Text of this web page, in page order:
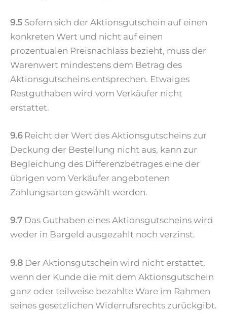
9.5 Sofern sich der Aktionsgutschein auf einen
konkreten Wert und nicht auf einen
prozentualen Preisnachlass bezieht, muss der
Warenwert mindestens dem Betrag des
Aktionsgutscheins entsprechen. Etwaiges
Restguthaben wird vom Verkäufer nicht
erstattet.
9.6Reicht der Wert des Aktionsgutscheins zur
Deckung der Bestellung nicht aus, kann zur
Begleichung des Differenzbetrages eine der
übrigen vom Verkäufer angebotenen
Zahlungsarten gewählt werden.
9.7 Das Guthaben eines Aktionsgutscheins wird
weder in Bargeld ausgezahlt noch verzinst.
9.8 Der Aktionsgutschein wird nicht erstattet,
wenn der Kunde die mit dem Aktionsgutschein
ganz oder teilweise bezahlte Ware im Rahmen
seines gesetzlichen Widerrufsrechts zurückgibt.